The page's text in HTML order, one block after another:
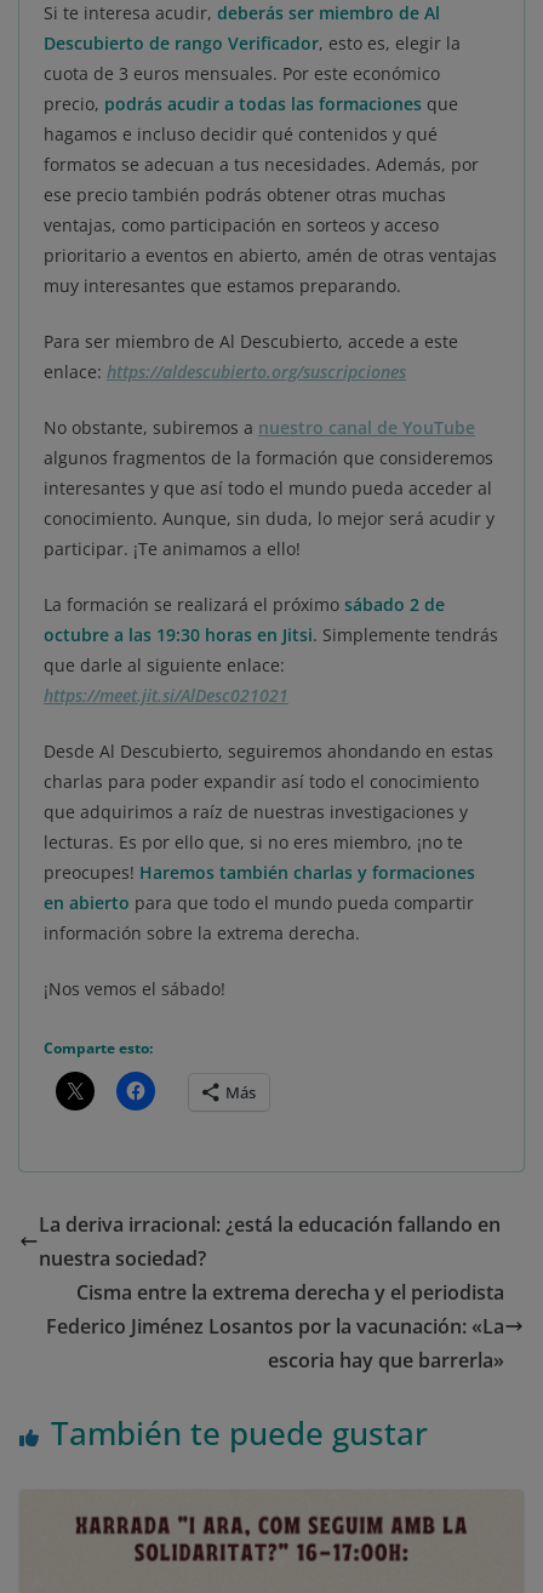
Si te interesa acudir, deberás ser miembro de Al
Descubierto de rango Verificador, esto es, elegir la
cuota de 3 euros mensuales. Por este económico
precio, podrás acudir a todas las formaciones que
hagamos e incluso decidir qué contenidos y qué
formatos se adecuan a tus necesidades. Además, por
ese precio también podrás obtener otras muchas
ventajas, como participación en sorteos y acceso
prioritario a eventos en abierto, amén de otras ventajas
muy interesantes que estamos preparando.
Para ser miembro de Al Descubierto, accede a este
enlace: https://aldescubierto.org/suscripciones
No obstante, subiremos a nuestro canal de YouTube
algunos fragmentos de la formación que consideremos
interesantes y que así todo el mundo pueda acceder al
conocimiento. Aunque, sin duda, lo mejor será acudir y
participar. ¡Te animamos a ello!
La formación se realizará el próximo sábado 2 de
octubre a las 19:30 horas en Jitsi. Simplemente tendrás
que darle al siguiente enlace:
https://meet.jit.si/AlDesc021021
Desde Al Descubierto, seguiremos ahondando en estas
charlas para poder expandir así todo el conocimiento
que adquirimos a raíz de nuestras investigaciones y
lecturas. Es por ello que, si no eres miembro, ¡no te
preocupes! Haremos también charlas y formaciones
en abierto para que todo el mundo pueda compartir
información sobre la extrema derecha.
¡Nos vemos el sábado!
Comparte esto:
Más
La deriva irracional: ¿está la educación fallando en
nuestra sociedad?
Cisma entre la extrema derecha y el periodista
Federico Jiménez Losantos por la vacunación: «La
escoria hay que barrerla»
También te puede gustar